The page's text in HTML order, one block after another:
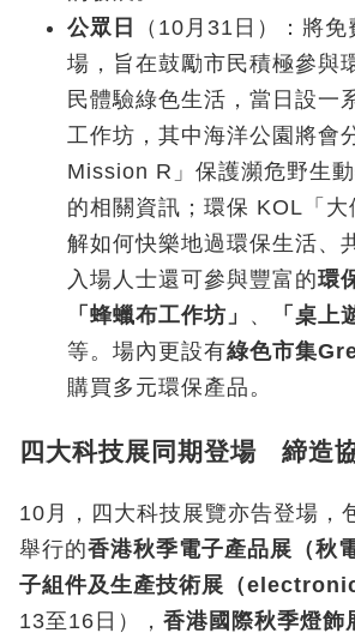
公眾日
（10月31日）：將
場，旨在鼓勵市民積極參與
民體驗綠色生活，當日設一
工作坊，其中海洋公園將會
Mission R」保護瀕危野生
的相關資訊；環保 KOL「大
解如何快樂地過環保生活、
入場人士還可參與豐富的環
「蜂蠟布工作坊」 、
「桌上
等。場內更設有綠色市集
購買多元環保產品。
四大科技展同期登場 締造
10月，四大科技展覽亦告登場，
舉行的香港秋季電子產品展（秋
子組件及生產技術展（
13至16日）， 香港國際秋季燈飾